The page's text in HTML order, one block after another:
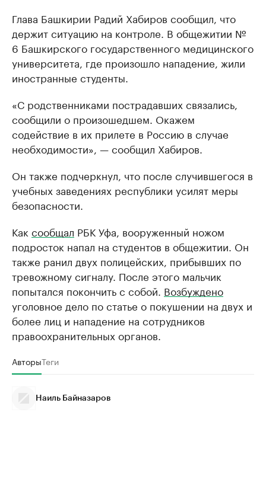
Глава Башкирии Радий Хабиров сообщил, что
держит ситуацию на контроле. В общежитии №
6 Башкирского государственного медицинского
университета, где произошло нападение, жили
иностранные студенты.
«С родственниками пострадавших связались,
сообщили о произошедшем. Окажем
содействие в их прилете в Россию в случае
необходимости», — сообщил Хабиров.
Он также подчеркнул, что после случившегося в
учебных заведениях республики усилят меры
безопасности.
Как сообщал РБК Уфа, вооруженный ножом
подросток напал на студентов в общежитии. Он
также ранил двух полицейских, прибывших по
тревожному сигналу. После этого мальчик
попытался покончить с собой. Возбуждено
уголовное дело по статье о покушении на двух и
более лиц и нападение на сотрудников
правоохранительных органов.
АвторыТеги
Наиль Байназаров